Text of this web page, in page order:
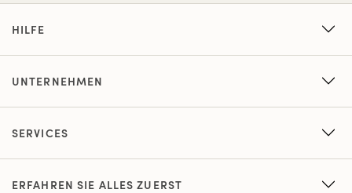
HILFE
UNTERNEHMEN
SERVICES
ERFAHREN SIE ALLES ZUERST